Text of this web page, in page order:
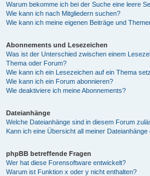
Warum bekomme ich bei der Suche eine leere
Wie kann ich nach Mitgliedern suchen?
Wie kann ich meine eigenen Beiträge und
Abonnements und Lesezeichen
Was ist der Unterschied zwischen einem
Thema oder Forum?
Wie kann ich ein Lesezeichen auf ein Thema
Wie kann ich ein Forum abonnieren?
Wie deaktiviere ich meine Abonnements?
Dateianhänge
Welche Dateianhänge sind in diesem Forum
Kann ich eine Übersicht all meiner Dateianhänge
phpBB betreffende Fragen
Wer hat diese Forensoftware entwickelt?
Warum ist Funktion x oder y nicht enthalten?